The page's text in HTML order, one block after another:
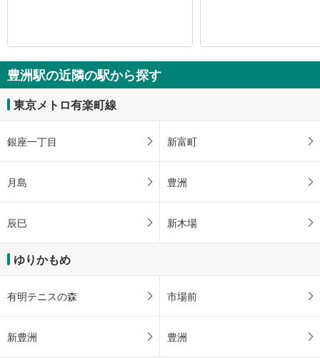
豊洲駅の近隣の駅から探す
東京メトロ有楽町線
銀座一丁目 新富町
月島 豊洲
辰巳 新木場
ゆりかもめ
有明テニスの森 市場前
新豊洲 豊洲